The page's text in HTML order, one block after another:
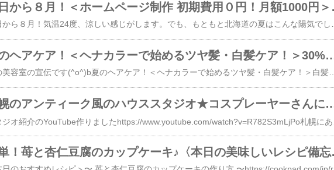
今日から８月
夏のヘアケア！＜ヘナカラーで始めるツヤ髪・白髪ケア！＞
札幌のアンティーク風のハウススタジオ★コスプレー
簡単！苺と